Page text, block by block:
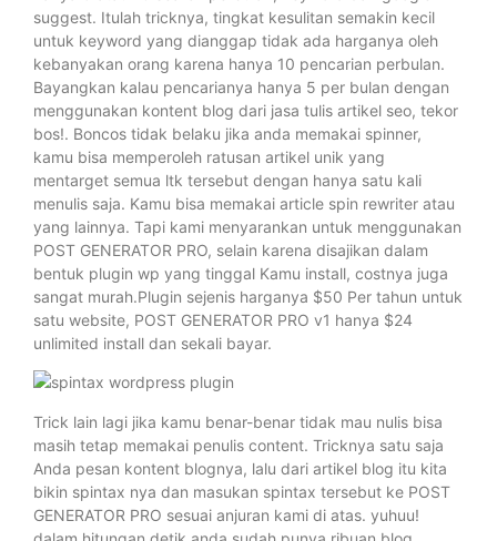
suggest. Itulah tricknya, tingkat kesulitan semakin kecil
untuk keyword yang dianggap tidak ada harganya oleh
kebanyakan orang karena hanya 10 pencarian perbulan.
Bayangkan kalau pencarianya hanya 5 per bulan dengan
menggunakan kontent blog dari jasa tulis artikel seo, tekor
bos!. Boncos tidak belaku jika anda memakai spinner,
kamu bisa memperoleh ratusan artikel unik yang
mentarget semua ltk tersebut dengan hanya satu kali
menulis saja. Kamu bisa memakai article spin rewriter atau
yang lainnya. Tapi kami menyarankan untuk menggunakan
POST GENERATOR PRO, selain karena disajikan dalam
bentuk plugin wp yang tinggal Kamu install, costnya juga
sangat murah.Plugin sejenis harganya $50 Per tahun untuk
satu website, POST GENERATOR PRO v1 hanya $24
unlimited install dan sekali bayar.
Trick lain lagi jika kamu benar-benar tidak mau nulis bisa
masih tetap memakai penulis content. Tricknya satu saja
Anda pesan kontent blognya, lalu dari artikel blog itu kita
bikin spintax nya dan masukan spintax tersebut ke POST
GENERATOR PRO sesuai anjuran kami di atas. yuhuu!